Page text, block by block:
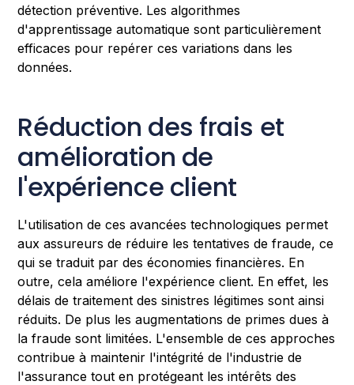
détection préventive. Les algorithmes
d'apprentissage automatique sont particulièrement
efficaces pour repérer ces variations dans les
données.
Réduction des frais et
amélioration de
l'expérience client
L'utilisation de ces avancées technologiques permet
aux assureurs de réduire les tentatives de fraude, ce
qui se traduit par des économies financières. En
outre, cela améliore l'expérience client. En effet, les
délais de traitement des sinistres légitimes sont ainsi
réduits. De plus les augmentations de primes dues à
la fraude sont limitées. L'ensemble de ces approches
contribue à maintenir l'intégrité de l'industrie de
l'assurance tout en protégeant les intérêts des